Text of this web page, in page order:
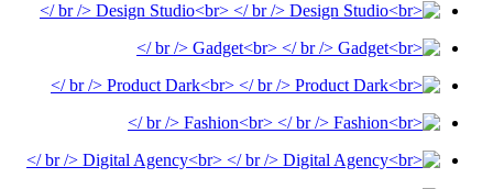
<br /> Design Studio<br />
<br /> Gadget<br />
<br /> Product Dark<br />
<br /> Fashion<br />
<br /> Digital Agency<br />